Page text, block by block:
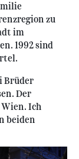
zu
im
1992 sind
Brüder
Der
Ich
beiden